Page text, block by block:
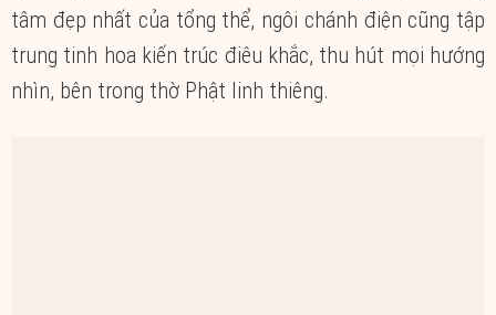
tâm đẹp nhất của tổng thể, ngôi chánh điện cũng tập
trung tinh hoa kiến trúc điêu khắc, thu hút mọi hướng
nhìn, bên trong thờ Phật linh thiêng.